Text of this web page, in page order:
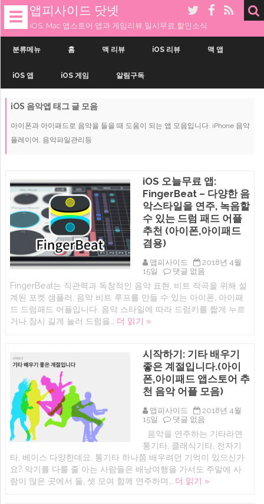
☰ 앱피사이드 닷넷
iOS, Mac 앱스토어 앱과 게임리뷰,일시무료,할인소식
로
건
너
분류메뉴 홈 맥 리뷰 iOS 리뷰 맥 앱
iOS 앱 iOS 게임 알림구독
iOS 음악앱 태그 글 모음
아이폰과 아이패드로 음악을 들을 때 도움이 되는 앱 모음입니다. iPhone 음악
플레이어, 음악파일관리등
iOS 오늘무료 앱:
FingerBeat – 다양한 음
악스타일을 연주, 녹음할
수 있는 드럼 패드 어플
추천 (아이폰,아이패드
겸용)
앱피사이드
2018년 4월
15일
iOS
늘
무
료
앱:
양
한
음
악
스
타
을
연
주,
녹
음
할
수
있
는
댓글 없음
FingerBeat는 직관력과 독창적인 음악 표현, 비트 작곡을 위해 설
계된 포켓 샘플러, 음악 비트 루프를 만들 수 있는 아이폰, 아이패
드 드럼패드 어플입니다. 음악 스타일에 따라 드럼키를 짧게 누르
거나 잠시 길게 눌러 드럼을… 더 읽기 »
시작하기: 기타 배우기
좋은 계절입니다.(아이
폰,아이패드 앱스토어 추
천 음악 어플 모음)
앱피사이드
2018년 4월
15일
시
하
기:
기
타
배
우
댓글 없음
음악을 연주하는 기타라면
통기타, 클래식기타, 전자기
타, 베이스 다양한데요. 통기타 하나쯤 배우려던 기억이 있으신가
요? 악기를 다룰 줄 아는 사람들은 배낭여행을 가서도 주말에 사
람이 많은 곳에서 둘, 셋 모여 함께 연주하며… 더 읽기 »